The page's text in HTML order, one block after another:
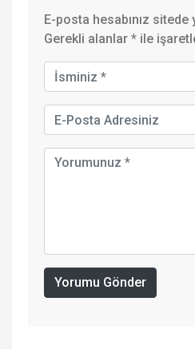
E-posta hesabınız sitede
Gerekli alanlar * ile
Yorumu Gönder